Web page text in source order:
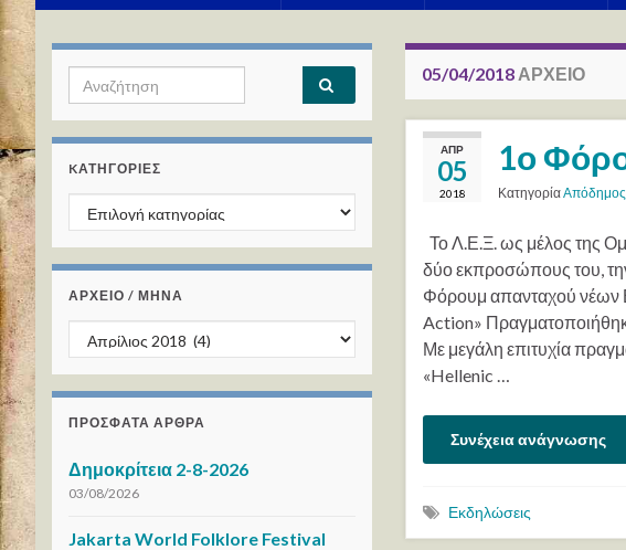
05/04/2018 ΑΡΧΕΊΟ
ΑΠΡ
05
2018
1ο
ΚατηγορίαΑπόδημος
Το Λ.Ε.Ξ. ως μέλος της
δύο εκπροσώπους του,
Φόρουμ απανταχού
Action»
Με μεγάλη επιτυχία
«Hellenic …
Συνέχεια ανάγνωσης
Εκδηλώσεις
Search for:
KΑΤΗΓΟΡΊΕΣ
Kατηγορίες
ΑΡΧΕΙΟ / ΜΗΝΑ
ΑΡΧΕΙΟ / ΜΗΝΑ
ΠΡΌΣΦΑΤΑ ΆΡΘΡΑ
Δημοκρίτεια 2-8-2026
03/08/2026
Jakarta World Folklore Festival